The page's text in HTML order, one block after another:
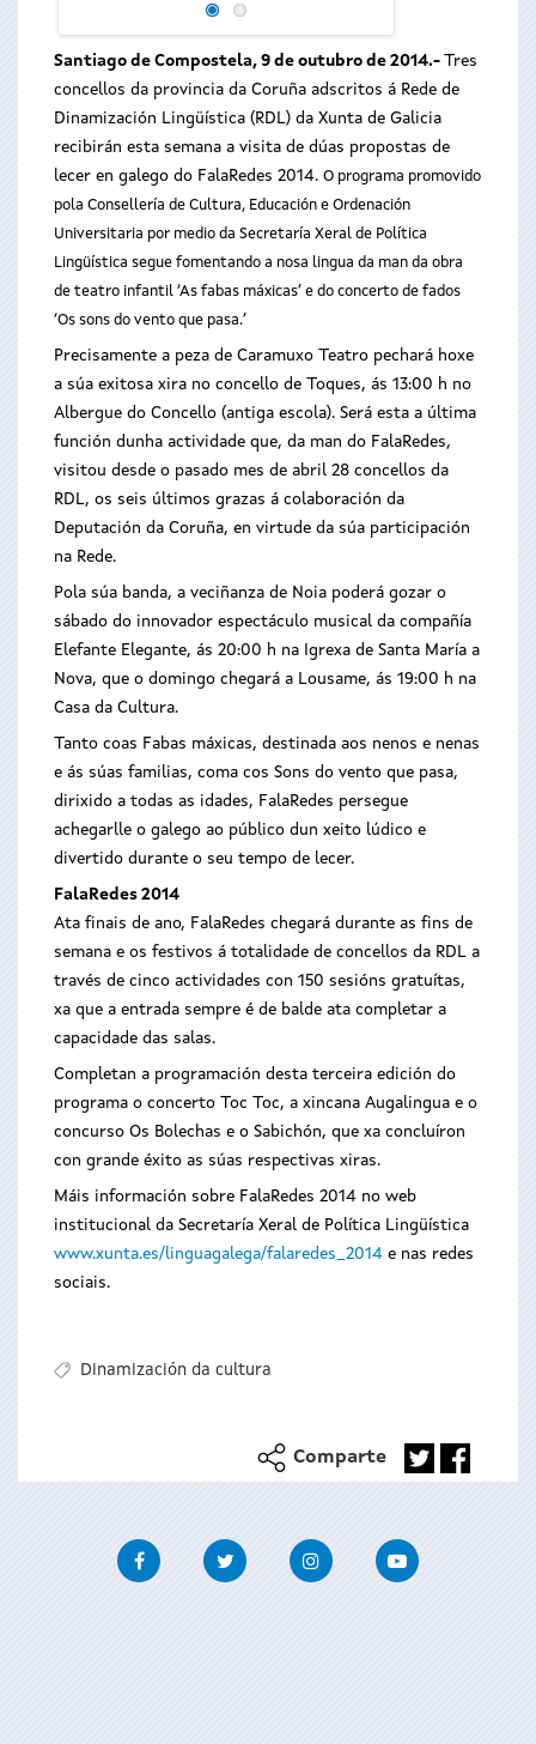
Santiago de Compostela, 9 de outubro de 2014.- Tres
concellos da provincia da Coruña adscritos á Rede de
Dinamización Lingüística (RDL) da Xunta de Galicia
recibirán esta semana a visita de dúas propostas de
lecer en galego do FalaRedes 2014. O programa promovido
pola Consellería de Cultura, Educación e Ordenación
Universitaria por medio da Secretaría Xeral de Política
Lingüística segue fomentando a nosa lingua da man da obra
de teatro infantil ‘As fabas máxicas’ e do concerto de fados
‘Os sons do vento que pasa.’
Precisamente a peza de Caramuxo Teatro pechará hoxe
a súa exitosa xira no concello de Toques, ás 13:00 h no
Albergue do Concello (antiga escola). Será esta a última
función dunha actividade que, da man do FalaRedes,
visitou desde o pasado mes de abril 28 concellos da
RDL, os seis últimos grazas á colaboración da
Deputación da Coruña, en virtude da súa participación
na Rede.
Pola súa banda, a veciñanza de Noia poderá gozar o
sábado do innovador espectáculo musical da compañía
Elefante Elegante, ás 20:00 h na Igrexa de Santa María a
Nova, que o domingo chegará a Lousame, ás 19:00 h na
Casa da Cultura.
Tanto coas Fabas máxicas, destinada aos nenos e nenas
e ás súas familias, coma cos Sons do vento que pasa,
dirixido a todas as idades, FalaRedes persegue
achegarlle o galego ao público dun xeito lúdico e
divertido durante o seu tempo de lecer.
FalaRedes 2014
Ata finais de ano, FalaRedes chegará durante as fins de
semana e os festivos á totalidade de concellos da RDL a
través de cinco actividades con 150 sesións gratuítas,
xa que a entrada sempre é de balde ata completar a
capacidade das salas.
Completan a programación desta terceira edición do
programa o concerto Toc Toc, a xincana Augalingua e o
concurso Os Bolechas e o Sabichón, que xa concluíron
con grande éxito as súas respectivas xiras.
Máis información sobre FalaRedes 2014 no web
institucional da Secretaría Xeral de Política Lingüística
www.xunta.es/linguagalega/falaredes_2014 e nas redes
sociais.
Dinamización da cultura
Comparte
FacebookTwitter InstagramYoutube